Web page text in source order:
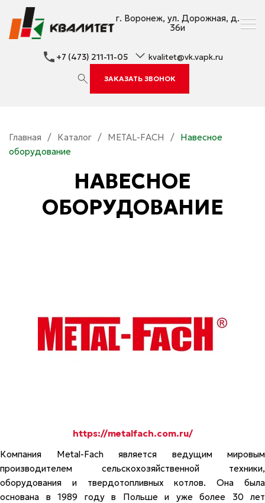
г. Воронеж, ул. Дорожная, д.
36и
+7 (473) 211-11-05 kvalitet@vk.vapk.ru
ЗАКАЗАТЬ ЗВОНОК
Главная / Каталог / METAL-FACH / Навесное
оборудование
НАВЕСНОЕ
ОБОРУДОВАНИЕ
https://metalfach.com.ru/
Компания Metal-Fach является ведущим мировым
производителем сельскохозяйственной техники,
оборудования и твердотопливных котлов. Она была
основана в 1989 году в Польше и уже более 30 лет